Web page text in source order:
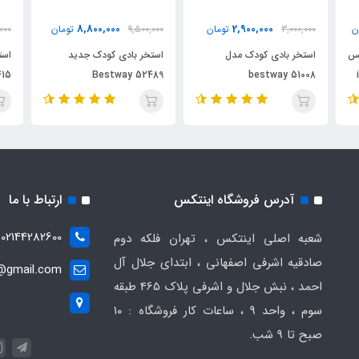
3,000,000
2,900,000 تومان
استخر بادی کودک مدل
bestway 51008
9,500,000
8,800,000 تومان
استخر بادی کودک جدید
Bestway 52489
آدرس فروشگاه اینتکس
شعبه اصلی اینتکس ، تهران فلکه دوم
صادقیه اشرفی اصفهانی ، ابتدای جلال آل
احمد ، نبش جلال و اشرفی پلاک 465 طبقه
سوم ، واحد ۹ ، ساعات کار فروشگاه : ۱۰
صبح تا ۹ شب.
ارتباط با ما
02144282600